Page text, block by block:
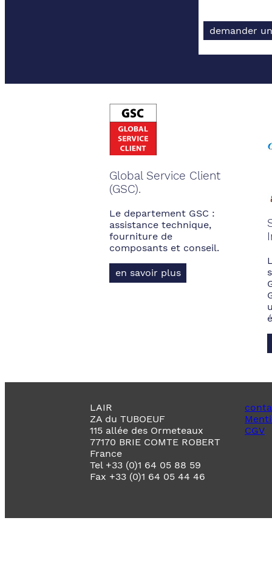
demander
Global Service Client
(GSC).
Le departement GSC :
assistance technique,
fourniture de
composants et conseil.
en savoir plus
LAIR
ZA du TUBOEUF
115 allée des Ormeteaux
77170 BRIE COMTE ROBERT
France
Tel +33 (0)1 64 05 88 59
Fax +33 (0)1 64 05 44 46
CGV